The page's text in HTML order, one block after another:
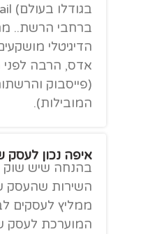
ברחבי הרשת..
הדיגיטלי
אדס, הרבה לפני
(פייסבוק
המובילות).
איפה נכון לעסק
בהנחה שיש שוק
השירות שהעסק
ממליץ לעסקים
המוערכת לעסק